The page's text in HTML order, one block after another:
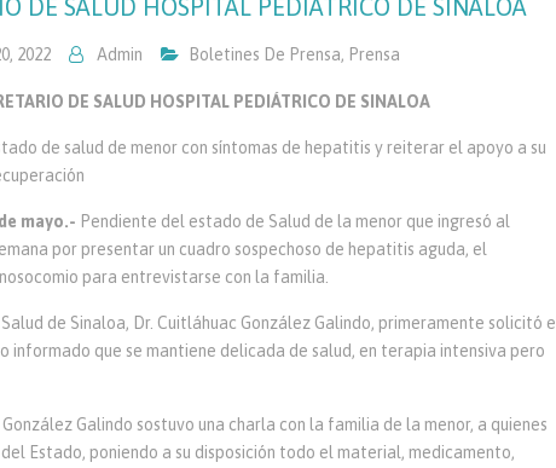
DE SALUD HOSPITAL PEDIÁTRICO DE SINALOA
2022 Admin Boletines De Prensa, Prensa
DE SALUD HOSPITAL PEDIÁTRICO DE SINALOA
de salud de menor con síntomas de hepatitis y reiterar el apoyo a su
mayo.- Pendiente del estado de Salud de la menor que ingresó al
por presentar un cuadro sospechoso de hepatitis aguda, el
para entrevistarse con la familia.
de Sinaloa, Dr. Cuitláhuac González Galindo, primeramente solicitó el
informado que se mantiene delicada de salud, en terapia intensiva pero
Galindo sostuvo una charla con la familia de la menor, a quienes
Estado, poniendo a su disposición todo el material, medicamento,